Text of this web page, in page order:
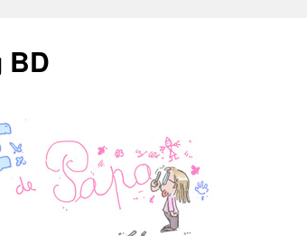
BD